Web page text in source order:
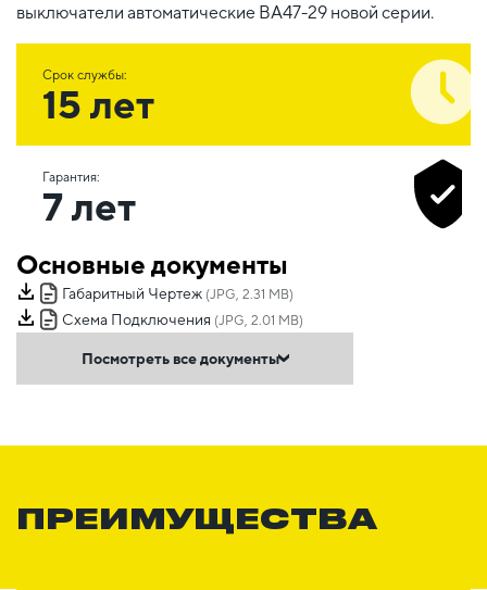
выключатели автоматические ВА47-29 новой серии.
Срок службы:
15 лет
Гарантия:
7 лет
Основные документы
Габаритный Чертеж (JPG, 2.31 MB)
Схема Подключения (JPG, 2.01 MB)
Посмотреть все документы
ПРЕИМУЩЕСТВА